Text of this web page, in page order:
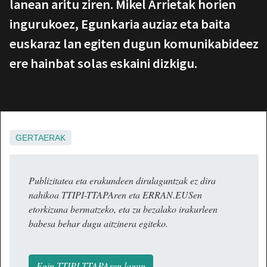
lanean aritu ziren. Mikel Arrietak horien
ingurukoez, Egunkaria auziaz eta baita
euskaraz lan egiten dugun komunikabideez
ere hainbat solas eskaini dizkigu.
GERTAERAK
Publizitatea eta erakundeen dirulaguntzak ez dira
nahikoa TTIPI-TTAPAren eta ERRAN.EUSen
etorkizuna bermatzeko, eta zu bezalako irakurleen
babesa behar dugu aitzinera egiteko.